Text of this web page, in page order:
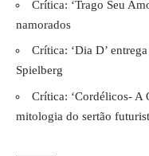
Crítica: ‘Trago Seu
namorados
Crítica: ‘Dia D’
Spielberg
Crítica: ‘Cordélicos- A
mitologia do sertão